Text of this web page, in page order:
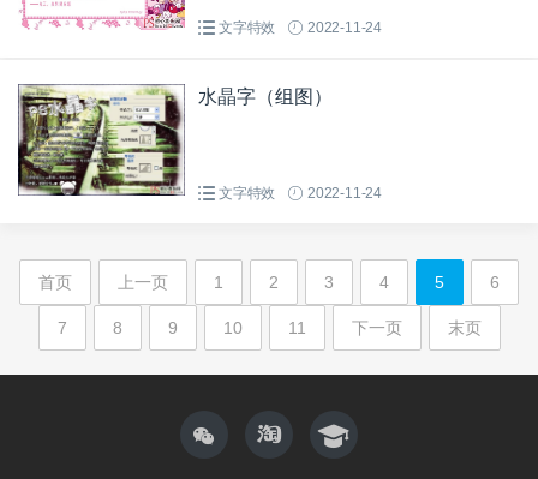
文字特效 2022-11-24
水晶字（组图）
文字特效 2022-11-24
首页 上一页 1 2 3 4 5 6
7 8 9 10 11 下一页 末页